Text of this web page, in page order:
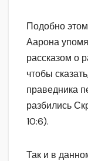
Подобно
Аарона
рассказом о
чтобы
праведника
разбились
10:6).
Так и в